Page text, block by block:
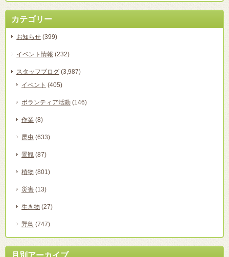
カテゴリー
お知らせ (399)
イベント情報 (232)
スタッフブログ (3,987)
イベント (405)
ボランティア活動 (146)
作業 (8)
昆虫 (633)
景観 (87)
植物 (801)
災害 (13)
生き物 (27)
野鳥 (747)
月別アーカイブ